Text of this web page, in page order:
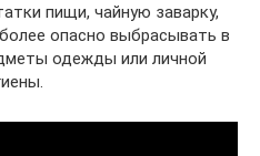
пищи, чайную заварку,
опасно выбрасывать в
одежды или личной